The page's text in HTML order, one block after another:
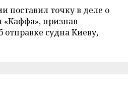
поставил точку в деле о
признав
судна Киеву,